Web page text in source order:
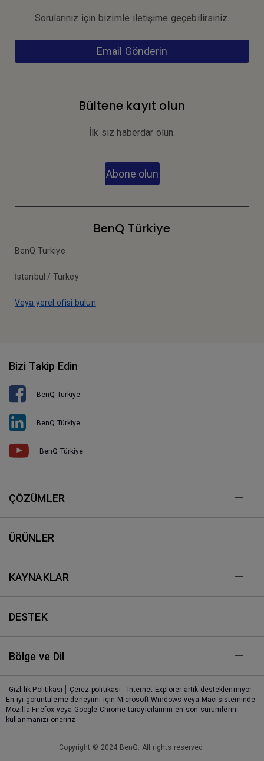
Sorularınız için bizimle iletişime geçebilirsiniz.
Email Gönderin
Bültene kayıt olun
İlk siz haberdar olun.
Abone olun
BenQ Türkiye
BenQ Turkiye
İstanbul / Turkey
Veya yerel ofisi bulun
Bizi Takip Edin
BenQ Türkiye
BenQ Türkiye
BenQ Türkiye
ÇÖZÜMLER
ÜRÜNLER
KAYNAKLAR
DESTEK
Bölge ve Dil
Gizlilik Politikası Çerez politikası
Internet Explorer artık desteklenmiyor.
En iyi görüntüleme deneyimi için Microsoft Windows veya Mac sisteminde
Mozilla Firefox veya Google Chrome tarayıcılarının en son sürümlerini
kullanmanızı öneririz.
Copyright © 2024 BenQ. All rights reserved.